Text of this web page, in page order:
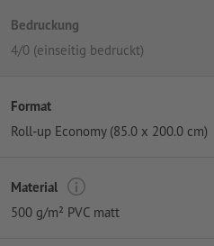
Bedruckung
4/0 (einseitig bedruckt)
Format
Roll-up Economy (85.0 x 200.0 cm)
Material
500 g/m² PVC matt